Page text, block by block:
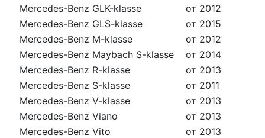
Mercedes-Benz GLK-klasse
от 2012
Mercedes-Benz GLS-klasse
от 2015
Mercedes-Benz M-klasse
от 2012
Mercedes-Benz Maybach S-klasse
от 2014
Mercedes-Benz R-klasse
от 2013
Mercedes-Benz S-klasse
от 2011
Mercedes-Benz V-klasse
от 2013
Mercedes-Benz Viano
от 2013
Mercedes-Benz Vito
от 2013